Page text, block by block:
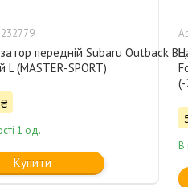
232779
передній Subaru Outback BL,
L (MASTER-SPORT)
1 од.
Купити
В